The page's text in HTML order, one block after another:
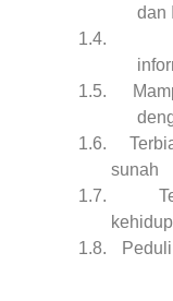
dan
1.4.
1.5.
1.6.
sunah
1.7.
1.8.